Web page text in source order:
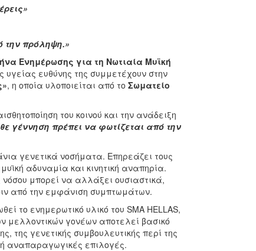
την πρόληψη.»
Ενημέρωσης για τη Νωτιαία Μυϊκή
υγείας ευθύνης της συμμετέχουν στην
, η οποία υλοποιείται από το Σωματείο
του κοινού και την ανάδειξη
γέννηση πρέπει να φωτίζεται από την
γενετικά νοσήματα. Επηρεάζει τους
αδυναμία και κινητική αναπηρία.
μπορεί να αλλάξει ουσιαστικά,
από την εμφάνιση συμπτωμάτων.
το ενημερωτικό υλικό του SMA HELLAS,
μελλοντικών γονέων αποτελεί βασικό
γενετικής συμβουλευτικής περί της
ή αναπαραγωγικές επιλογές.